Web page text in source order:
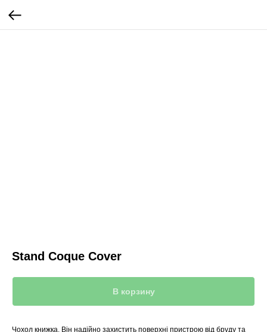
Stand Coque Cover
В корзину
Чохол книжка. Він надійно захистить поверхні пристрою від бруду та